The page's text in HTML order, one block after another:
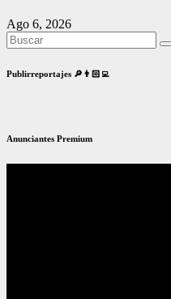
Ago 6, 2026
Publirreportajes 🔎👨🏻‍💻
Anunciantes Premium